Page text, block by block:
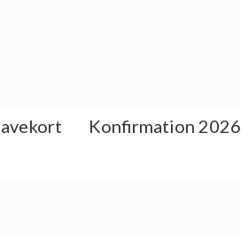
Konfirmation 2026